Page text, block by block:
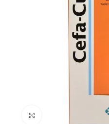
Click para agrandar